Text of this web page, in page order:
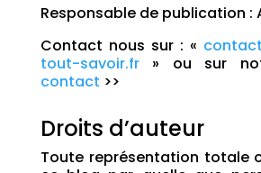
Responsable de publication :
Contact nous sur : «
tout-savoir.fr» ou sur
contact >>
Droits d’auteur
Toute représentation totale